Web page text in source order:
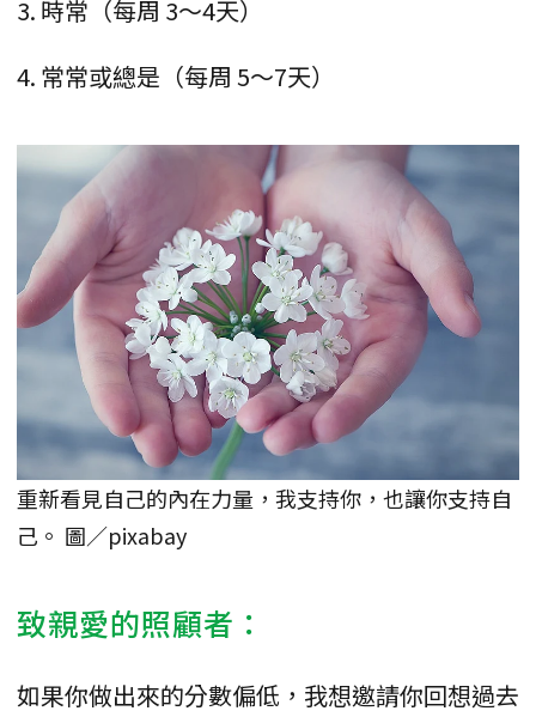
3. 時常（每周 3～4天）
4. 常常或總是（每周 5～7天）
重新看見自己的內在力量，我支持你，也讓你支持自
己。 圖／pixabay
致親愛的照顧者：
如果你做出來的分數偏低，我想邀請你回想過去